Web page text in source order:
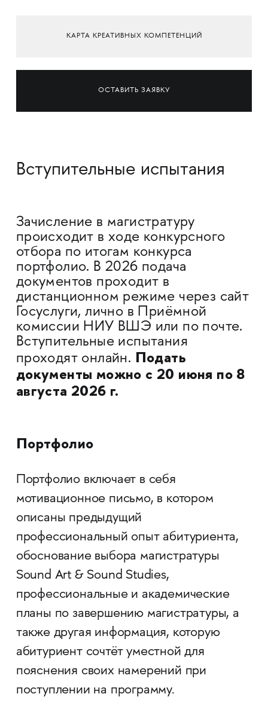
КАРТА КРЕАТИВНЫХ КОМПЕТЕНЦИЙ
ОСТАВИТЬ ЗАЯВКУ
Вступительные испытания
Зачисление в магистратуру
происходит в ходе конкурсного
отбора по итогам конкурса
портфолио. В 2026 подача
документов проходит в
дистанционном режиме через сайт
Госуслуги, лично в Приёмной
комиссии НИУ ВШЭ или по почте.
Вступительные испытания
проходят онлайн. Подать
документы можно с 20 июня по 8
августа 2026 г.
Портфолио
Портфолио включает в себя
мотивационное письмо, в котором
описаны предыдущий
профессиональный опыт абитуриента,
обоснование выбора магистратуры
Sound Art & Sound Studies,
профессиональные и академические
планы по завершению магистратуры, а
также другая информация, которую
абитуриент сочтёт уместной для
пояснения своих намерений при
поступлении на программу.